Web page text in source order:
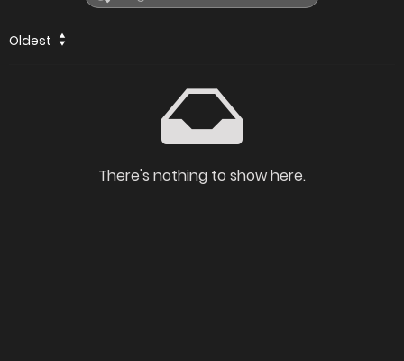
Oldest
There's nothing to show here.